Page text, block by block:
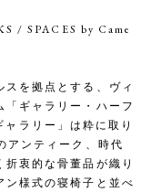
/ SPACES by Came
を拠点とする、ヴィ
ギャラリー・ハーフ
ラリー」は粋に取り
アンティーク、時代
衷的な骨董品が織り
様式の寝椅子と並べ